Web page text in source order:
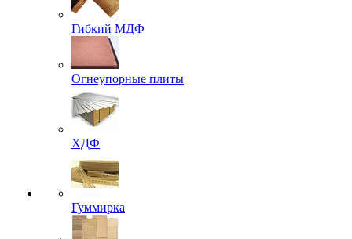
Гибкий МДФ
Огнеупорные плиты
ХДФ
Гуммирка